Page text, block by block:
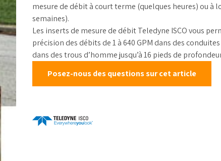
Mesure de la
température
mesure de débit à court terme (quelques heures) ou à
semaines).
Les inserts de mesure de débit Teledyne ISCO vous
précision des débits de 1 à 640 GPM dans des
dans des trous d’homme jusqu’à 16 pieds de
Posez-nous des questions sur cet article